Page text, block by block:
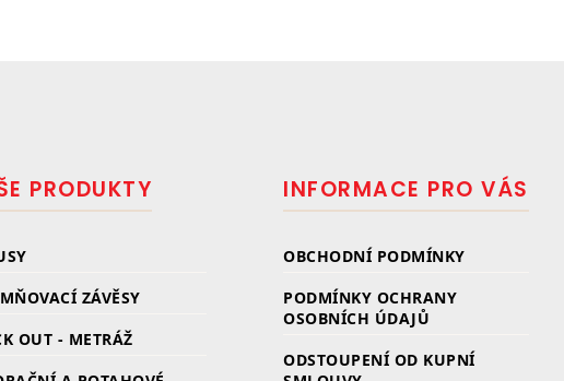
PRODUKTY
ZÁVĚSY
OUT - METRÁŽ
INFORMACE PRO VÁS
OBCHODNÍ PODMÍNKY
PODMÍNKY OCHRANY
OSOBNÍCH ÚDAJŮ
ODSTOUPENÍ OD KUPNÍ